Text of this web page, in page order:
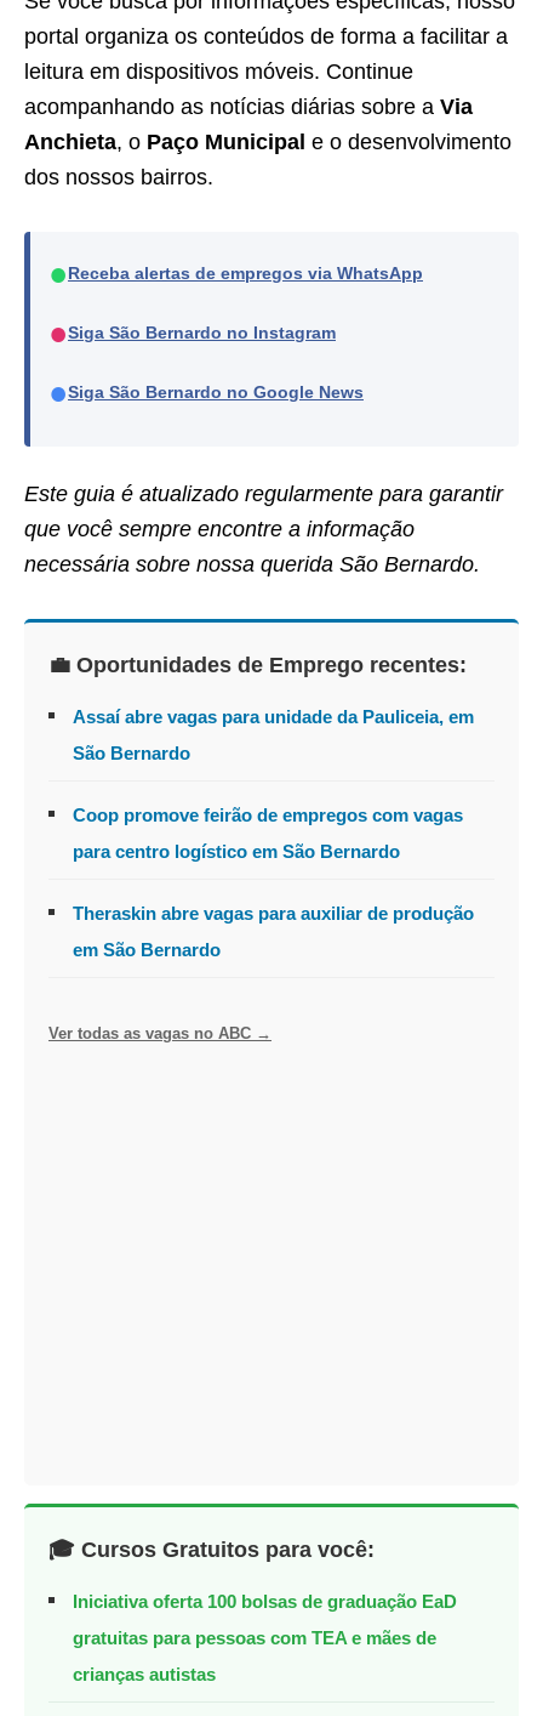
portal organiza os conteúdos de forma a facilitar a
leitura em dispositivos móveis. Continue
acompanhando as notícias diárias sobre a Via
Anchieta, o Paço Municipal e o desenvolvimento
dos nossos bairros.
● Receba alertas de empregos via WhatsApp
●Siga São Bernardo no Instagram
●Siga São Bernardo no Google News
Este guia é atualizado regularmente para garantir
que você sempre encontre a informação
necessária sobre nossa querida São Bernardo.
💼 Oportunidades de Emprego recentes:
Assaí abre vagas para unidade da Pauliceia, em
São Bernardo
Coop promove feirão de empregos com vagas
para centro logístico em São Bernardo
Theraskin abre vagas para auxiliar de produção
em São Bernardo
Ver todas as vagas no ABC →
🎓 Cursos Gratuitos para você:
Iniciativa oferta 100 bolsas de graduação EaD
gratuitas para pessoas com TEA e mães de
crianças autistas